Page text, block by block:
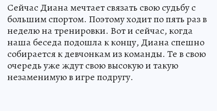
Сейчас Диана мечтает связать свою судьбу с
большим спортом. Поэтому ходит по пять раз в
неделю на тренировки. Вот и сейчас, когда
наша беседа подошла к концу, Диана спешно
собирается к девчонкам из команды. Те в свою
очередь уже ждут свою высокую и такую
незаменимую в игре подругу.